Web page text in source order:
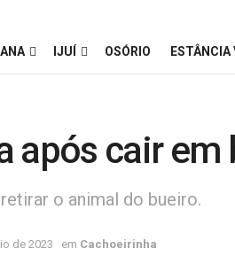
IJUÍ OSÓRIO ESTÂNCIA
após cair em
o animal do bueiro.
de 2023 em Cachoeirinha